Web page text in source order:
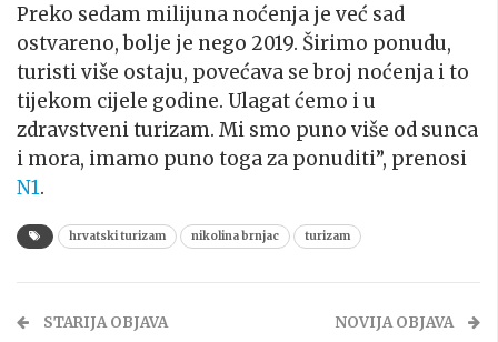
Preko sedam milijuna noćenja je već sad
ostvareno, bolje je nego 2019. Širimo ponudu,
turisti više ostaju, povećava se broj noćenja i to
tijekom cijele godine. Ulagat ćemo i u
zdravstveni turizam. Mi smo puno više od sunca
i mora, imamo puno toga za ponuditi”, prenosi
N1.
hrvatski turizam nikolina brnjac turizam
STARIJA OBJAVA NOVIJA OBJAVA